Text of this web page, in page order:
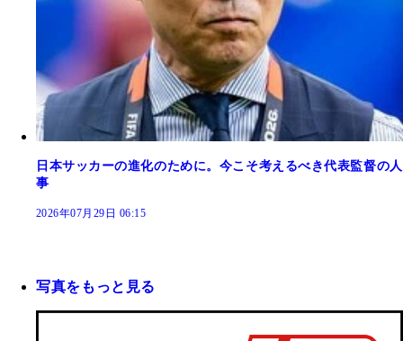
日本サッカーの進化のために。今こそ考えるべき代表監督の人
事
2026年07月29日 06:15
写真をもっと見る